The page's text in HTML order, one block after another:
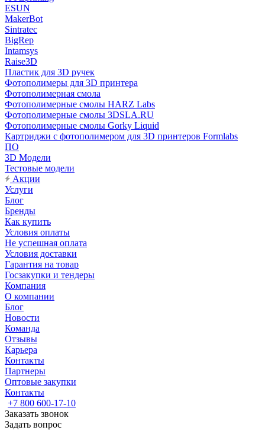
ESUN
MakerBot
Sintratec
BigRep
Intamsys
Raise3D
Пластик для 3D ручек
Фотополимеры для 3D принтера
Фотополимерная смола
Фотополимерные смолы HARZ Labs
Фотополимерные смолы 3DSLA.RU
Фотополимерные смолы Gorky Liquid
Картриджи с фотополимером для 3D принтеров Formlabs
ПО
3D Модели
Тестовые модели
Акции
Услуги
Блог
Бренды
Как купить
Условия оплаты
Не успешная оплата
Условия доставки
Гарантия на товар
Госзакупки и тендеры
Компания
О компании
Блог
Новости
Команда
Отзывы
Карьера
Контакты
Партнеры
Оптовые закупки
Контакты
+7 800 600-17-10
Заказать звонок
Задать вопрос